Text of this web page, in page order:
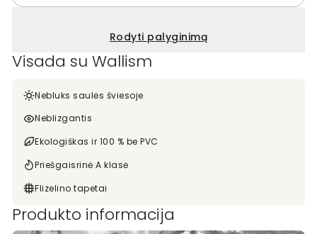
Rodyti palyginimą
Visada su Wallism
Nebluks saulės šviesoje
Neblizgantis
Ekologiškas ir 100 % be PVC
Priešgaisrinė A klasė
Flizelino tapetai
Produkto informacija